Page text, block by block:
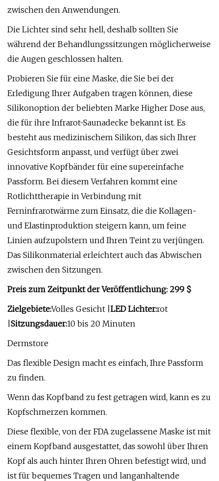
zwischen den Anwendungen.
Die Lichter sind sehr hell, deshalb sollten Sie
während der Behandlungssitzungen möglicherweise
die Augen geschlossen halten.
Probieren Sie für eine Maske, die Sie bei der
Erledigung Ihrer Aufgaben tragen können, diese
Silikonoption der beliebten Marke Higher Dose aus,
die für ihre Infrarot-Saunadecke bekannt ist. Es
besteht aus medizinischem Silikon, das sich Ihrer
Gesichtsform anpasst, und verfügt über zwei
innovative Kopfbänder für eine supereinfache
Passform. Bei diesem Verfahren kommt eine
Rotlichttherapie in Verbindung mit
Ferninfrarotwärme zum Einsatz, die die Kollagen-
und Elastinproduktion steigern kann, um feine
Linien aufzupolstern und Ihren Teint zu verjüngen.
Das Silikonmaterial erleichtert auch das Abwischen
zwischen den Sitzungen.
Preis zum Zeitpunkt der Veröffentlichung: 299 $
Zielgebiete:Volles Gesicht | LED Lichter:rot
Sitzungsdauer:10 bis 20 Minuten
Dermstore
Das flexible Design macht es einfach, Ihre Passform
zu finden.
Wenn das Kopfband zu fest getragen wird, kann es zu
Kopfschmerzen kommen.
Diese flexible, von der FDA zugelassene Maske ist mit
einem Kopfband ausgestattet, das sowohl über Ihren
Kopf als auch hinter Ihren Ohren befestigt wird, und
ist für bequemes Tragen und langanhaltende